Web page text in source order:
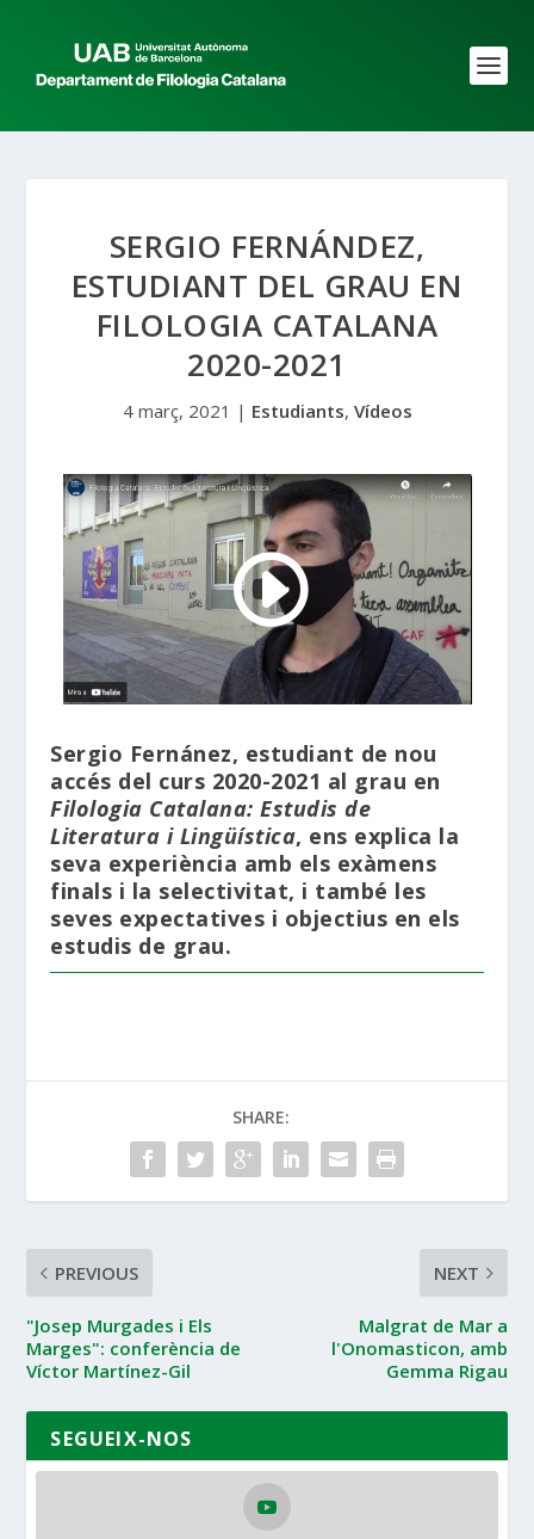
SERGIO FERNÁNDEZ,
ESTUDIANT DEL GRAU EN
FILOLOGIA CATALANA
2020-2021
4 març, 2021 | Estudiants, Vídeos
Sergio Fernánez, estudiant de nou
accés del curs 2020-2021 al grau en
Filologia Catalana: Estudis de
Literatura i Lingüística, ens explica la
seva experiència amb els exàmens
finals i la selectivitat, i també les
seves expectatives i objectius en els
estudis de grau.
SHARE:
PREVIOUS
"Josep Murgades i Els
Marges": conferència de
Víctor Martínez-Gil
NEXT
Malgrat de Mar a
l'Onomasticon, amb
Gemma Rigau
SEGUEIX-NOS